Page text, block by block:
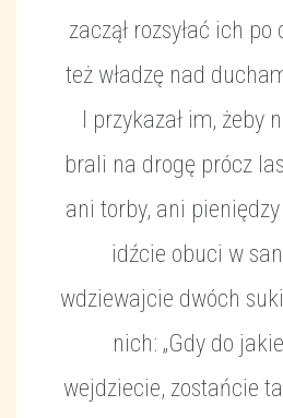
zaczął rozsyłać ich po
też władzę nad
I przykazał im, żeby
brali na drogę prócz
ani torby, ani pieniędzy
idźcie obuci w
wdziewajcie dwóch
nich: „Gdy do
wejdziecie, zostańcie